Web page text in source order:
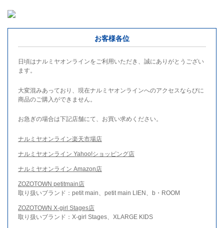
お客様各位
日頃はナルミヤオンラインをご利用いただき、誠にありがとうござい
ます。
大変混みあっており、現在ナルミヤオンラインへのアクセスならびに
商品のご購入ができません。
お急ぎの場合は下記店舗にて、お買い求めください。
ナルミヤオンライン楽天市場店
ナルミヤオンライン Yahoo!ショッピング店
ナルミヤオンライン Amazon店
ZOZOTOWN petitmain店
取り扱いブランド：petit main、petit main LIEN、b・ROOM
ZOZOTOWN X-girl Stages店
取り扱いブランド：X-girl Stages、XLARGE KIDS